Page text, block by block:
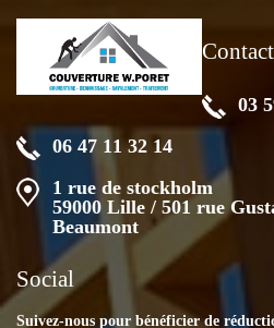
Contact
03
06 47 11 32 14
1 rue de stockholm
59000 Lille / 501 rue
Beaumont
Social
Suivez-nous pour bénéficier de